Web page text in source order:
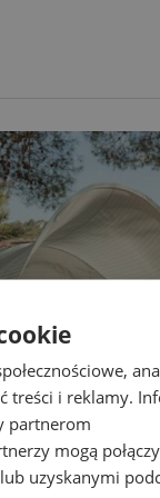
namiot
treści i reklamy.
partnerom
mogą
uzyskanymi